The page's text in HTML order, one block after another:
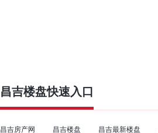
昌吉楼盘快速入口
昌吉房产网 昌吉楼盘 昌吉最新楼盘